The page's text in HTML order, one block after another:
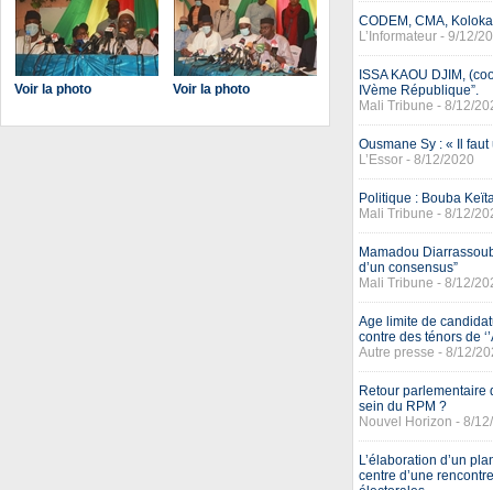
Voir la photo Voir la photo
CODEM, CMA,
L’Informateur - 9/12/
ISSA KAOU DJIM,
IVème République”.
Mali Tribune - 8/12/
Ousmane Sy : « Il
L’Essor - 8/12/2020
Politique : Bouba
Mali Tribune - 8/12/
Mamadou
d’un consensus”
Mali Tribune - 8/12/
Age limite de
contre des ténors de
Autre presse - 8/12/
Retour parlementaire
sein du RPM ?
Nouvel Horizon - 8/
L’élaboration d’un
centre d’une